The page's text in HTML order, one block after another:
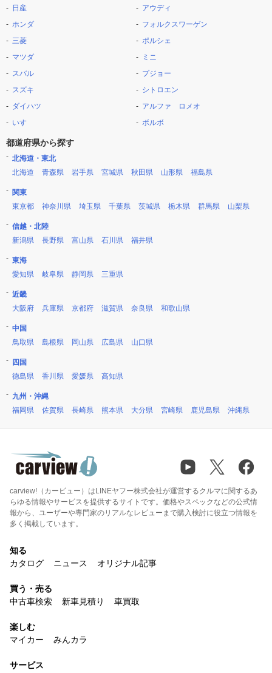
日産
ホンダ
三菱
マツダ
スバル
スズキ
ダイハツ
いすゞ
アウディ
フォルクスワーゲン
ポルシェ
ミニ
プジョー
シトロエン
アルファ ロメオ
ボルボ
都道府県から探す
北海道・東北
北海道
青森県 岩手県 宮城県 秋田県 山形県 福島県
関東
東京都
神奈川県 埼玉県 千葉県 茨城県 栃木県 群馬県 山梨県
信越・北陸
新潟県
長野県 富山県 石川県 福井県
東海
愛知県
岐阜県 静岡県 三重県
近畿
大阪府
兵庫県 京都府 滋賀県 奈良県 和歌山県
中国
鳥取県
島根県 岡山県 広島県 山口県
四国
徳島県
香川県 愛媛県 高知県
九州・沖縄
福岡県
佐賀県 長崎県 熊本県 大分県 宮崎県 鹿児島県 沖縄県
carview!（カービュー）はLINEヤフー株式会社が運営するクルマに関するあ
らゆる情報やサービスを提供するサイトです。価格やスペックなどの公式情
報から、ユーザーや専門家のリアルなレビューまで購入検討に役立つ情報を
多く掲載しています。
知る
カタログ
ニュース オリジナル記事
買う・売る
中古車検索
新車見積り 車買取
楽しむ
マイカー
みんカラ
サービス